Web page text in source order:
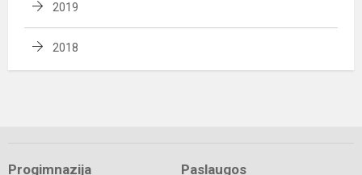
2019
2018
Progimnazija Paslaugos